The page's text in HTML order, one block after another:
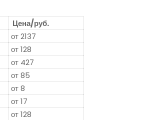
Цена/руб.
от 2137
от 128
от 427
от 85
от 8
от 17
от 128